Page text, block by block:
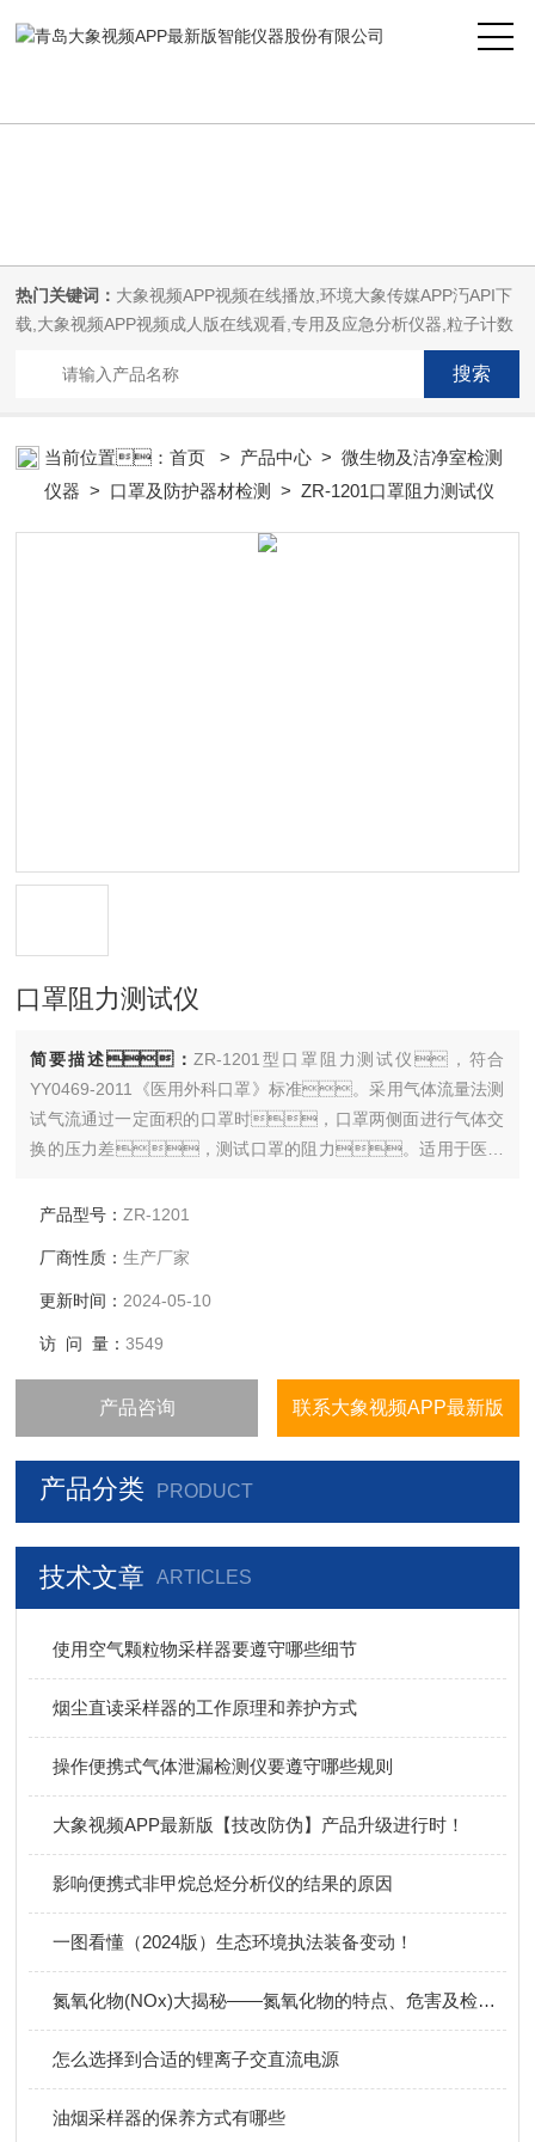
载,大象视频APP视频成人版在线观看
热门关键词： 大象视频APP视频在线播放,环境大象传媒APP汅API下
载,大象视频APP视频成人版在线观看,专用及应急分析仪器,粒子计数
当前位置：首页 > 产品中心 >微生物及洁净室检测
仪器 > 口罩及防护器材检测 > ZR-1201口罩阻力测试仪
口罩阻力测试仪
简要描述： ZR-1201型口罩阻力测试仪，符合
YY0469-2011《医用外科口罩》标准。采用气体流量法测
试气流通过一定面积的口罩时，口罩两侧面进行气体交
换的压力差，测试口罩的阻力。适用于医疗
产品型号：ZR-1201
厂商性质：生产厂家
更新时间： 2024-05-10
访 问 量：3549
产品咨询 联系大象视频APP最新版
产品分类 PRODUCT
技术文章 ARTICLES
使用空气颗粒物采样器要遵守哪些细节
烟尘直读采样器的工作原理和养护方式
操作便携式气体泄漏检测仪要遵守哪些规则
大象视频APP最新版【技改防伪】产品升级进行时！
影响便携式非甲烷总烃分析仪的结果的原因
一图看懂（2024版）生态环境执法装备变动！
氮氧化物(NOx)大揭秘——氮氧化物的特点、危害及检测方法！
怎么选择到合适的锂离子交直流电源
油烟采样器的保养方式有哪些